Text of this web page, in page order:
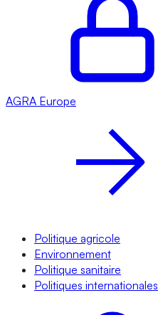
AGRA Europe
Politique agricole
Environnement
Politique sanitaire
Politiques internationales